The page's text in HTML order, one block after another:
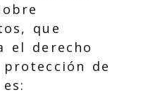
que
el derecho
de